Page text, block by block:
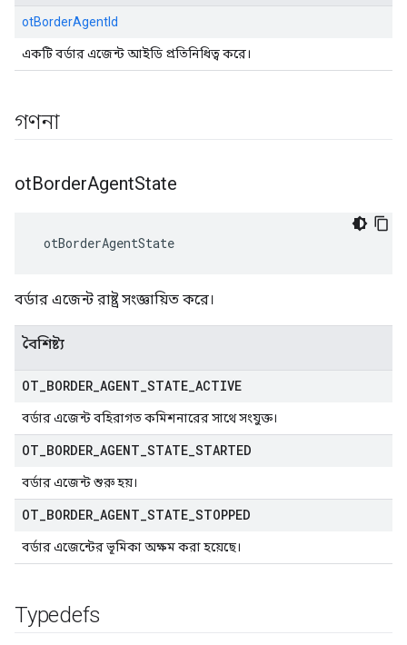
otBorderAgentId
একটি বর্ডার এজেন্ট আইডি প্রতিনিধিত্ব করে।
গণনা
otBorderAgentState
otBorderAgentState
বর্ডার এজেন্ট রাষ্ট্র সংজ্ঞায়িত করে।
বৈশিষ্ট্য
OT BORDER AGENT STATE ACTIVE
বর্ডার এজেন্ট বহিরাগত কমিশনারের সাথে সংযুক্ত।
OT BORDER AGENT STATE STARTED
বর্ডার এজেন্ট শুরু হয়।
OT BORDER AGENT STATE STOPPED
বর্ডার এজেন্টের ভূমিকা অক্ষম করা হয়েছে।
Typedefs